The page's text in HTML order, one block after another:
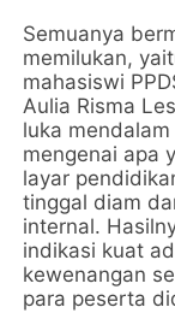
Semuanya
memilukan,
mahasiswi
Aulia Risma
luka
mengenai apa
layar
tinggal diam
internal.
indikasi kuat
kewenangan
para peserta